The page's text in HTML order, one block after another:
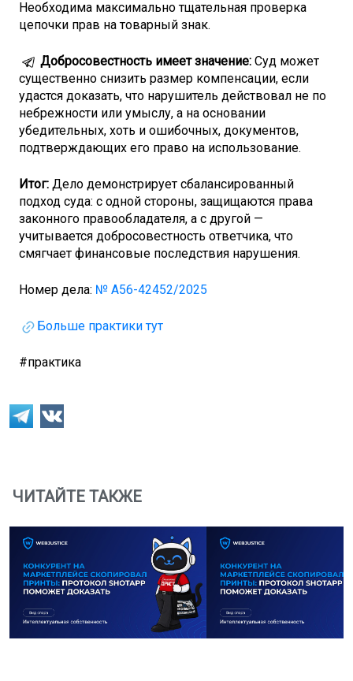
Необходима максимально тщательная проверка
цепочки прав на товарный знак.
Добросовестность имеет значение: Суд может
существенно снизить размер компенсации, если
удастся доказать, что нарушитель действовал не по
небрежности или умыслу, а на основании
убедительных, хоть и ошибочных, документов,
подтверждающих его право на использование.
Итог: Дело демонстрирует сбалансированный
подход суда: с одной стороны, защищаются права
законного правообладателя, а с другой —
учитывается добросовестность ответчика, что
смягчает финансовые последствия нарушения.
Номер дела: № А56-42452/2025
Больше практики тут
#практика
ЧИТАЙТЕ ТАКЖЕ